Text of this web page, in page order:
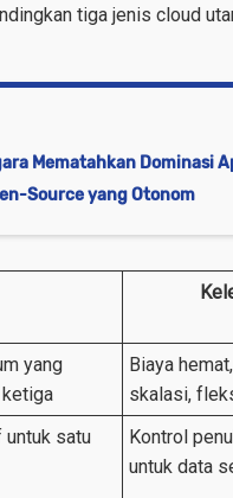
tiga jenis cloud
Mematahkan Dominasi
Source yang Otonom
yang
Biaya
skalasi,
untuk satu
Kontrol
untuk data